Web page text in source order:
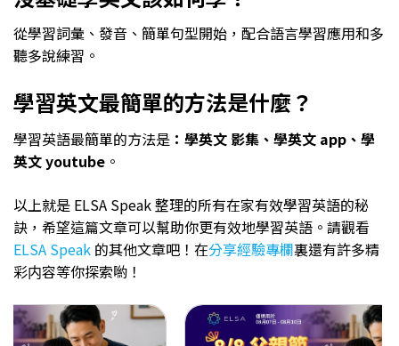
從學習詞彙、發音、簡單句型開始，配合語言學習應用和多
聽多說練習。
學習英文最簡單的方法是什麼？
學習英語最簡單的方法是 ：學英文 影集、學英文 app、學
英文 youtube 。
以上就是 ELSA Speak 整理的所有在家有效學習英語的秘
訣，希望這篇文章可以幫助你更有效地學習英語。請觀看
ELSA Speak 的其他文章吧！在分享經驗專欄裏還有許多精
彩内容等你探索喲！